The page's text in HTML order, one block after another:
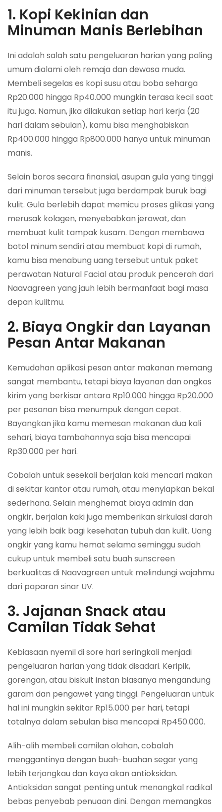
1. Kopi Kekinian dan
Minuman Manis Berlebihan
Ini adalah salah satu pengeluaran harian yang paling
umum dialami oleh remaja dan dewasa muda.
Membeli segelas es kopi susu atau boba seharga
Rp20.000 hingga Rp40.000 mungkin terasa kecil saat
itu juga. Namun, jika dilakukan setiap hari kerja (20
hari dalam sebulan), kamu bisa menghabiskan
Rp400.000 hingga Rp800.000 hanya untuk minuman
manis.
Selain boros secara finansial, asupan gula yang tinggi
dari minuman tersebut juga berdampak buruk bagi
kulit. Gula berlebih dapat memicu proses glikasi yang
merusak kolagen, menyebabkan jerawat, dan
membuat kulit tampak kusam. Dengan membawa
botol minum sendiri atau membuat kopi di rumah,
kamu bisa menabung uang tersebut untuk paket
perawatan Natural Facial atau produk pencerah dari
Naavagreen yang jauh lebih bermanfaat bagi masa
depan kulitmu.
2. Biaya Ongkir dan Layanan
Pesan Antar Makanan
Kemudahan aplikasi pesan antar makanan memang
sangat membantu, tetapi biaya layanan dan ongkos
kirim yang berkisar antara Rp10.000 hingga Rp20.000
per pesanan bisa menumpuk dengan cepat.
Bayangkan jika kamu memesan makanan dua kali
sehari, biaya tambahannya saja bisa mencapai
Rp30.000 per hari.
Cobalah untuk sesekali berjalan kaki mencari makan
di sekitar kantor atau rumah, atau menyiapkan bekal
sederhana. Selain menghemat biaya admin dan
ongkir, berjalan kaki juga memberikan sirkulasi darah
yang lebih baik bagi kesehatan tubuh dan kulit. Uang
ongkir yang kamu hemat selama seminggu sudah
cukup untuk membeli satu buah sunscreen
berkualitas di Naavagreen untuk melindungi wajahmu
dari paparan sinar UV.
3. Jajanan Snack atau
Camilan Tidak Sehat
Kebiasaan nyemil di sore hari seringkali menjadi
pengeluaran harian yang tidak disadari. Keripik,
gorengan, atau biskuit instan biasanya mengandung
garam dan pengawet yang tinggi. Pengeluaran untuk
hal ini mungkin sekitar Rp15.000 per hari, tetapi
totalnya dalam sebulan bisa mencapai Rp450.000.
Alih-alih membeli camilan olahan, cobalah
menggantinya dengan buah-buahan segar yang
lebih terjangkau dan kaya akan antioksidan.
Antioksidan sangat penting untuk menangkal radikal
bebas penyebab penuaan dini. Dengan memangkas